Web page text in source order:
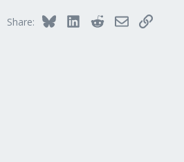
Share: BlueskyLinkedInRedditEmailLink